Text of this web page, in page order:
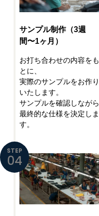
サンプル制作（3週
間〜1ヶ月）
お打ち合わせの内容をも
とに、
実際のサンプルをお作り
いたします。
サンプルを確認しながら
最終的な仕様を決定しま
す。
STEP
04